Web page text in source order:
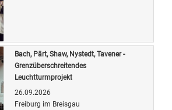
Bach, Pärt, Shaw, Nystedt, Tavener -
Grenzüberschreitendes
Leuchtturmprojekt
26.09.2026
Freiburg im Breisgau